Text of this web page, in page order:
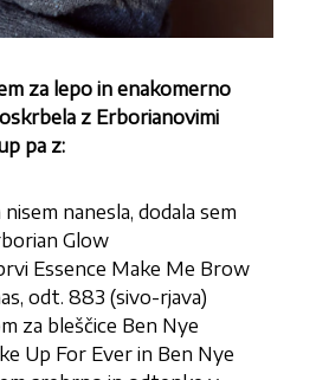
za lepo in enakomerno
z Erborianovimi
pa z:
nanesla, dodala sem
Glow
Essence Make Me Brow
odt. 883 (sivo-rjava)
za bleščice Ben Nye
Up For Ever in Ben Nye